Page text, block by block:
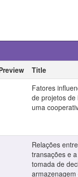
Title
Fatores
de projetos de
uma
Relações
transações e
tomada de